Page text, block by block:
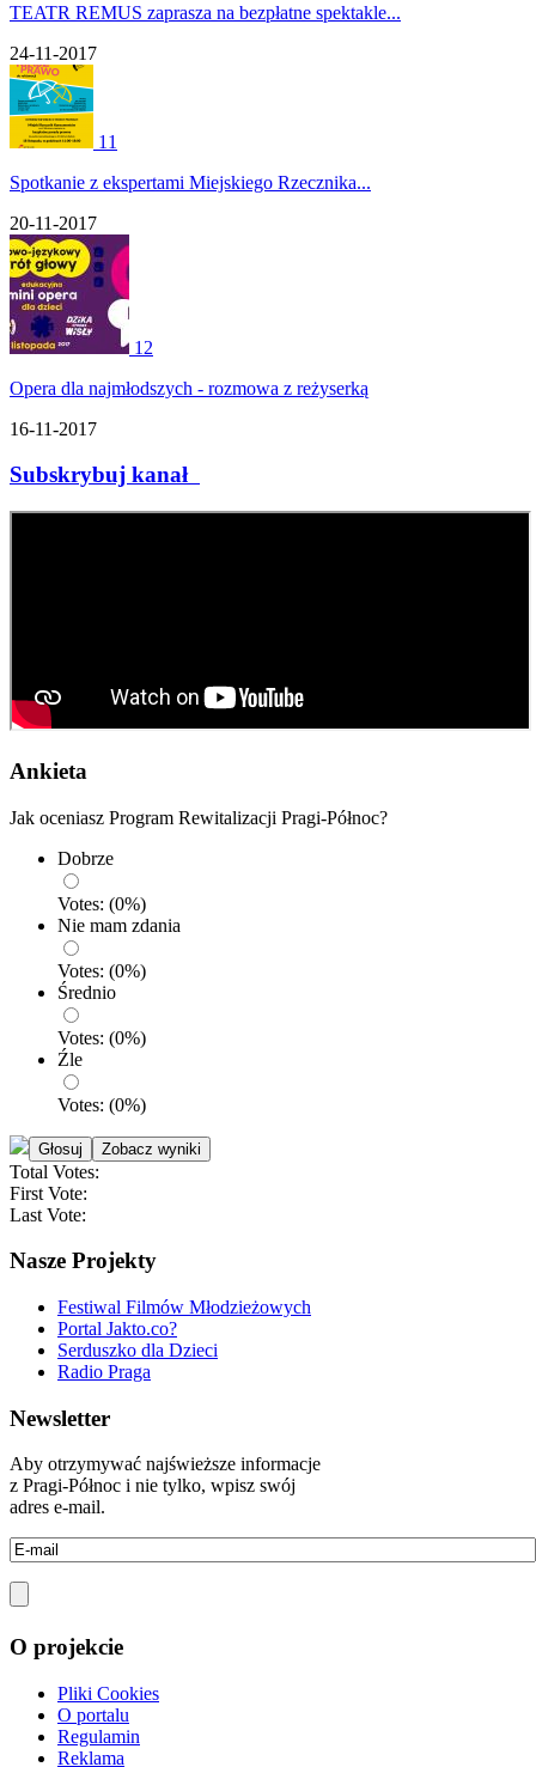
TEATR REMUS zaprasza na bezpłatne spektakle...
24-11-2017
11
Spotkanie z ekspertami Miejskiego Rzecznika...
20-11-2017
12
Opera dla najmłodszych - rozmowa z reżyserką
16-11-2017
Subskrybuj kanał
Ankieta
Jak oceniasz Program Rewitalizacji Pragi-Północ?
Dobrze
Votes: (0%)
Nie mam zdania
Votes: (0%)
Średnio
Votes: (0%)
Źle
Votes: (0%)
Total Votes:
First Vote:
Last Vote:
Nasze Projekty
Festiwal Filmów Młodzieżowych
Portal Jakto.co?
Serduszko dla Dzieci
Radio Praga
Newsletter
Aby otrzymywać najświeższe informacje
z Pragi-Północ i nie tylko, wpisz swój
adres e-mail.
O projekcie
Pliki Cookies
O portalu
Regulamin
Reklama